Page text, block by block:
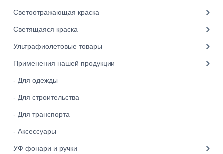
Светоотражающая краска
Светящаяся краска
Ультрафиолетовые товары
Применения нашей продукции
- Для одежды
- Для строительства
- Для транспорта
- Аксессуары
УФ фонари и ручки